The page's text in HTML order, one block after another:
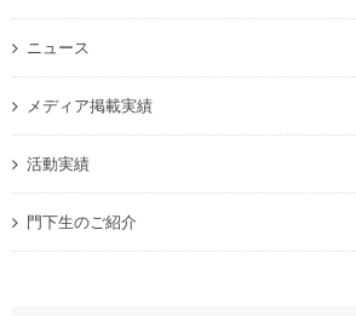
ニュース
メディア掲載実績
活動実績
門下生のご紹介